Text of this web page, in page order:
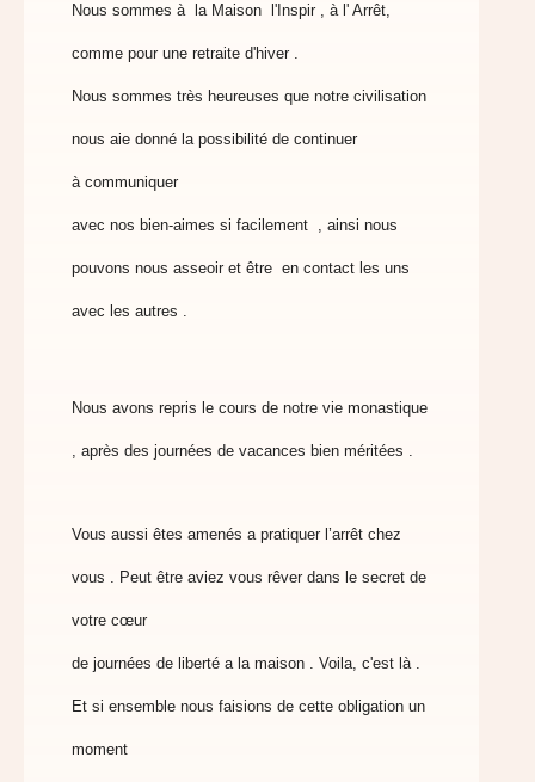
Nous sommes à la Maison l'Inspir , à l' Arrêt,
comme pour une retraite d'hiver .
Nous sommes très heureuses que notre civilisation
nous aie donné la possibilité de continuer
à communiquer
avec nos bien-aimes si facilement , ainsi nous
pouvons nous asseoir et être en contact les uns
avec les autres .
Nous avons repris le cours de notre vie monastique
, après des journées de vacances bien méritées .
Vous aussi êtes amenés a pratiquer l’arrêt chez
vous . Peut être aviez vous rêver dans le secret de
votre cœur
de journées de liberté a la maison . Voila, c'est là .
Et si ensemble nous faisions de cette obligation un
moment